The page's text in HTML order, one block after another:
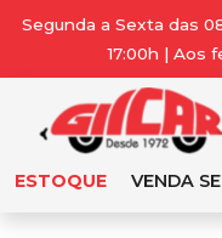
Segunda a Sexta das
17:00h | Aos
ESTOQUE VENDA